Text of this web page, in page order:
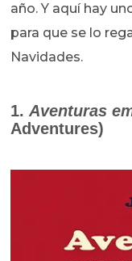
año. Y aquí hay
para que se lo
Navidades.
1.Aventuras
Adventures)